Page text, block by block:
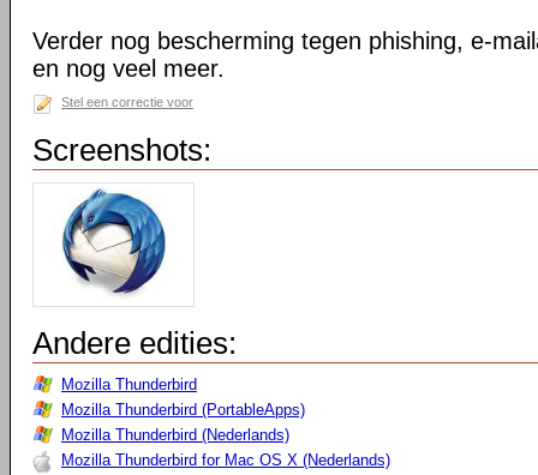
Verder nog bescherming tegen phishing, e-
en nog veel meer.
Stel een correctie voor
Screenshots:
Andere edities:
Mozilla Thunderbird
Mozilla Thunderbird (PortableApps)
Mozilla Thunderbird (Nederlands)
Mozilla Thunderbird for Mac OS X (Nederlands)